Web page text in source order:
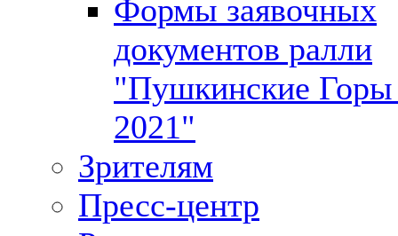
Формы заявочных
документов ралли
"Пушкинские
2021"
Зрителям
Пресс-центр